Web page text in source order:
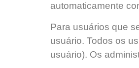
automaticamente
Para usuários que
usuário. Todos os
usuário). Os